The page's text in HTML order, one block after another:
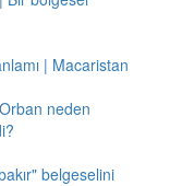
| Macaristan
neden
belgeselini